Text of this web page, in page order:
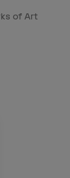
of Art